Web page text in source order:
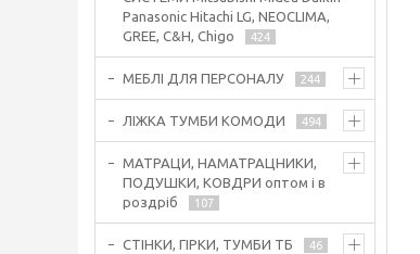
Panasonic Hitachi LG, NEOCLIMA,
GREE, C&H, Chigo
424
МЕБЛІ ДЛЯ ПЕРСОНАЛУ 244
ЛІЖКА ТУМБИ КОМОДИ 494
МАТРАЦИ, НАМАТРАЦНИКИ,
ПОДУШКИ, КОВДРИ оптом і в
роздріб
107
СТІНКИ, ГІРКИ, ТУМБИ ТБ 46